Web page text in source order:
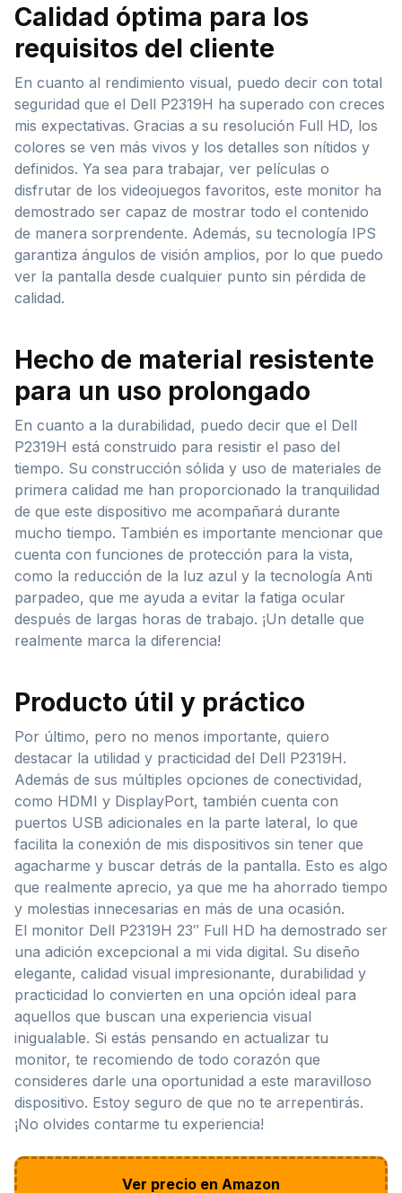
Calidad óptima para los
requisitos del cliente
En cuanto al rendimiento visual, puedo decir con total
seguridad que el Dell P2319H ha superado con creces
mis expectativas. Gracias a su resolución Full HD, los
colores se ven más vivos y los detalles son nítidos y
definidos. Ya sea para trabajar, ver películas o
disfrutar de los videojuegos favoritos, este monitor ha
demostrado ser capaz de mostrar todo el contenido
de manera sorprendente. Además, su tecnología IPS
garantiza ángulos de visión amplios, por lo que puedo
ver la pantalla desde cualquier punto sin pérdida de
calidad.
Hecho de material resistente
para un uso prolongado
En cuanto a la durabilidad, puedo decir que el Dell
P2319H está construido para resistir el paso del
tiempo. Su construcción sólida y uso de materiales de
primera calidad me han proporcionado la tranquilidad
de que este dispositivo me acompañará durante
mucho tiempo. También es importante mencionar que
cuenta con funciones de protección para la vista,
como la reducción de la luz azul y la tecnología Anti
parpadeo, que me ayuda a evitar la fatiga ocular
después de largas horas de trabajo. ¡Un detalle que
realmente marca la diferencia!
Producto útil y práctico
Por último, pero no menos importante, quiero
destacar la utilidad y practicidad del Dell P2319H.
Además de sus múltiples opciones de conectividad,
como HDMI y DisplayPort, también cuenta con
puertos USB adicionales en la parte lateral, lo que
facilita la conexión de mis dispositivos sin tener que
agacharme y buscar detrás de la pantalla. Esto es algo
que realmente aprecio, ya que me ha ahorrado tiempo
y molestias innecesarias en más de una ocasión.
El monitor Dell P2319H 23″ Full HD ha demostrado ser
una adición excepcional a mi vida digital. Su diseño
elegante, calidad visual impresionante, durabilidad y
practicidad lo convierten en una opción ideal para
aquellos que buscan una experiencia visual
inigualable. Si estás pensando en actualizar tu
monitor, te recomiendo de todo corazón que
consideres darle una oportunidad a este maravilloso
dispositivo. Estoy seguro de que no te arrepentirás.
¡No olvides contarme tu experiencia!
Ver precio en Amazon